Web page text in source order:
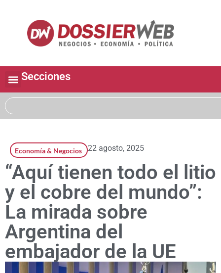
Secciones
Economía & Negocios 22 agosto, 2025
“Aquí tienen todo el litio
y el cobre del mundo”:
La mirada sobre
Argentina del
embajador de la UE